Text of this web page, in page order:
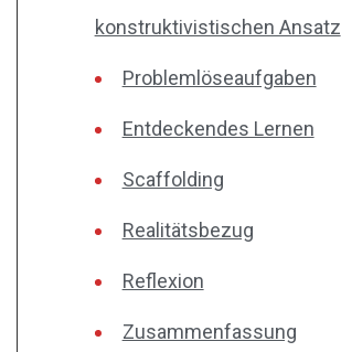
konstruktivistischen Ansatz
Problemlöseaufgaben
Entdeckendes Lernen
Scaffolding
Realitätsbezug
Reflexion
Zusammenfassung